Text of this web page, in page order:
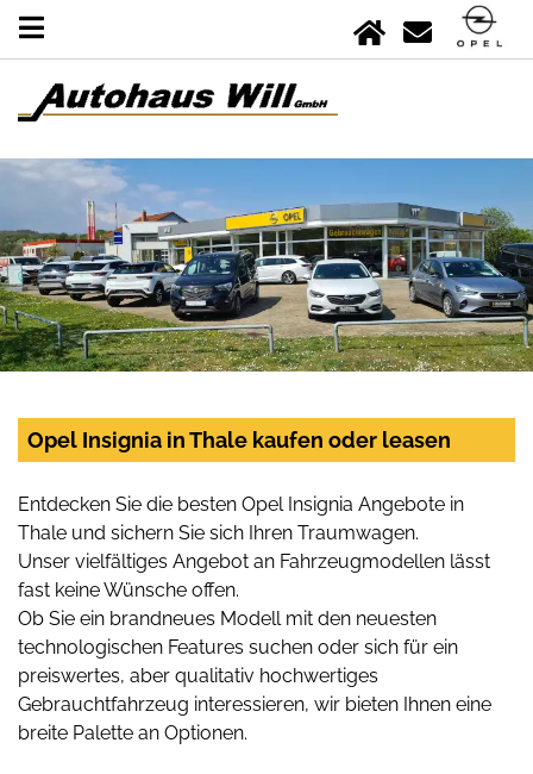
Opel Insignia in Thale kaufen oder leasen
Entdecken Sie die besten Opel Insignia Angebote in
Thale und sichern Sie sich Ihren Traumwagen.
Unser vielfältiges Angebot an Fahrzeugmodellen lässt
fast keine Wünsche offen.
Ob Sie ein brandneues Modell mit den neuesten
technologischen Features suchen oder sich für ein
preiswertes, aber qualitativ hochwertiges
Gebrauchtfahrzeug interessieren, wir bieten Ihnen eine
breite Palette an Optionen.